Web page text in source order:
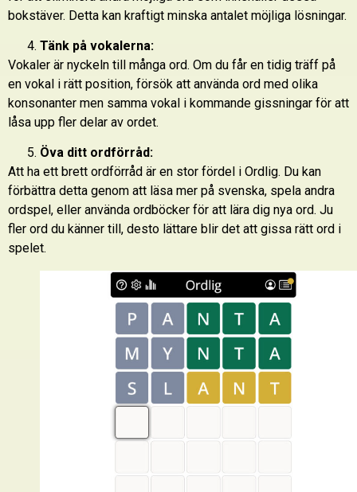
bokstäver. Detta kan kraftigt minska antalet möjliga lösningar.
Tänk på vokalerna:
Vokaler är nyckeln till många ord. Om du får en tidig träff på
en vokal i rätt position, försök att använda ord med olika
konsonanter men samma vokal i kommande gissningar för att
låsa upp fler delar av ordet.
Öva ditt ordförråd:
Att ha ett brett ordförråd är en stor fördel i Ordlig. Du kan
förbättra detta genom att läsa mer på svenska, spela andra
ordspel, eller använda ordböcker för att lära dig nya ord. Ju
fler ord du känner till, desto lättare blir det att gissa rätt ord i
spelet.